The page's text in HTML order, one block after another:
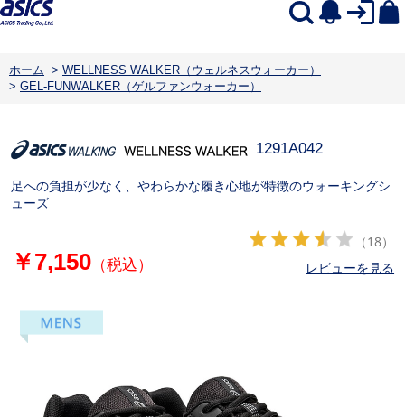
ホーム > WELLNESS WALKER（ウェルネスウォーカー）
> GEL-FUNWALKER（ゲルファンウォーカー）
1291A042
足への負担が少なく、やわらかな履き心地が特徴のウォーキングシ
ューズ
￥7,150（税込）
（18）
レビューを見る